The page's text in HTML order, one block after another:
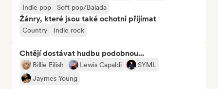
Indie pop
Soft pop/Balada
Žánry, které jsou také ochotni přijímat
Country Indie rock
Chtějí dostávat hudbu podobnou...
Billie Eilish Lewis Capaldi
SYML
Jaymes Young